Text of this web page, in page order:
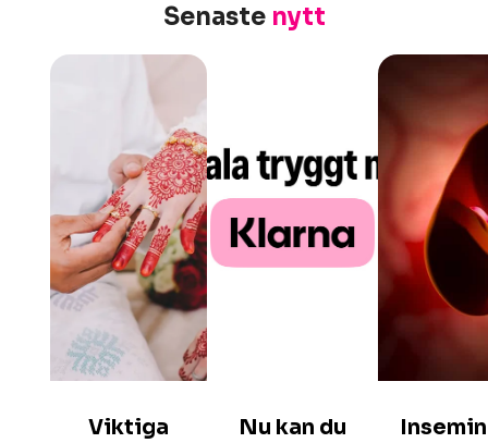
Senaste nytt
Viktiga
Nu kan du